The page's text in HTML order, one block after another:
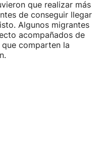
que realizar más
de conseguir llegar
Algunos migrantes
acompañados de
comparten la